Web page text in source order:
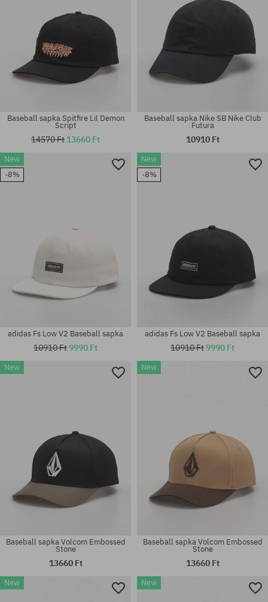
univerzális méret univerzális méret
Baseball sapka Spitfire Lil Demon
Script
14570 Ft 13660 Ft
Baseball sapka Nike SB Nike Club
Futura
10910 Ft
New
-8%
adidas Fs Low V2 Baseball sapka
10910 Ft9990 Ft
New
-8%
adidas Fs Low V2 Baseball sapka
10910 Ft9990 Ft
New
Baseball sapka Volcom Embossed
Stone
13660 Ft
New
Baseball sapka Volcom Embossed
Stone
13660 Ft
New New